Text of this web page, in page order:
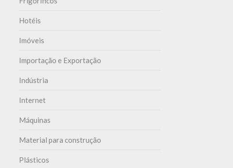
Hotéis
Imóveis
Importação e Exportação
Indústria
Internet
Máquinas
Material para construção
Plásticos